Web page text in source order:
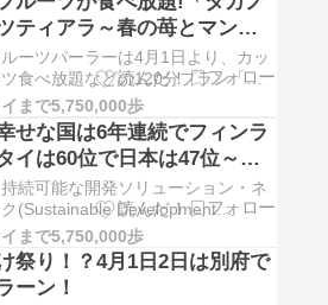
を開始します。 ガ...
ティアラ～春の苺とマンゴ
間限定で開催
ーツパーラーは4月1日より、カッ
ツ食べ放題などの120分プラン「タ
ツティアラ～春の苺とマンゴー
間限定で開催します。 「タカノフ
アラ」は、季節のカットフルーツ
、3段...
まで5,750,000歩
せな国は6年連続でフィンラ
イは60位で日本は47位～国
度ランキング2023
続可能な開発ソリューション・ネ
(Sustainable Development
Network＝SDSN)」は20日、「世界
告書2023」を発表しました。 それ
と...
まで5,750,000歩
祭り！？4月1日2日は別府で
ーン！